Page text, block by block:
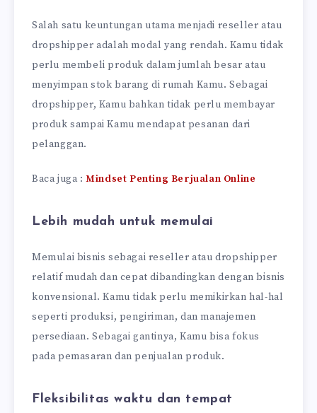
Salah satu keuntungan utama menjadi reseller atau
dropshipper adalah modal yang rendah. Kamu tidak
perlu membeli produk dalam jumlah besar atau
menyimpan stok barang di rumah Kamu. Sebagai
dropshipper, Kamu bahkan tidak perlu membayar
produk sampai Kamu mendapat pesanan dari
pelanggan.
Baca juga :Mindset Penting Berjualan Online
Lebih mudah untuk memulai
Memulai bisnis sebagai reseller atau dropshipper
relatif mudah dan cepat dibandingkan dengan bisnis
konvensional. Kamu tidak perlu memikirkan hal-hal
seperti produksi, pengiriman, dan manajemen
persediaan. Sebagai gantinya, Kamu bisa fokus
pada pemasaran dan penjualan produk.
Fleksibilitas waktu dan tempat